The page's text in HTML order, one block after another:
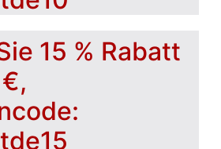
15 % Rabatt